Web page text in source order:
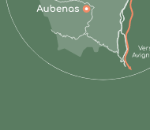
Instagram
sur Youtube
nous sur Linkedin